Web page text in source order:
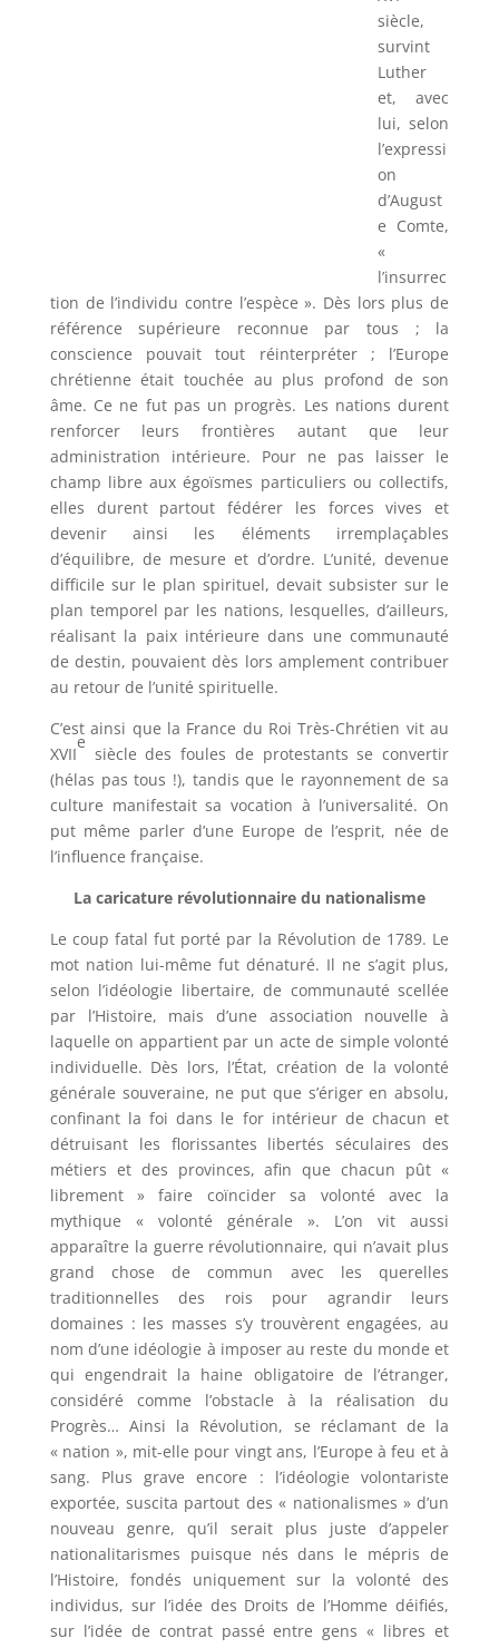
siècle,
survint
Luther
et, avec
lui, selon
l’expressi
on
d’August
e Comte,
«
l’insurrec
tion de l’individu contre l’espèce ». Dès lors plus de
référence supérieure reconnue par tous ; la
conscience pouvait tout réinterpréter ; l’Europe
chrétienne était touchée au plus profond de son
âme. Ce ne fut pas un progrès. Les nations durent
renforcer leurs frontières autant que leur
administration intérieure. Pour ne pas laisser le
champ libre aux égoïsmes particuliers ou collectifs,
elles durent partout fédérer les forces vives et
devenir ainsi les éléments irremplaçables
d’équilibre, de mesure et d’ordre. L’unité, devenue
difficile sur le plan spirituel, devait subsister sur le
plan temporel par les nations, lesquelles, d’ailleurs,
réalisant la paix intérieure dans une communauté
de destin, pouvaient dès lors amplement contribuer
au retour de l’unité spirituelle.
C’est ainsi que la France du Roi Très-Chrétien vit au
XVII
e
siècle des foules de protestants se convertir
(hélas pas tous !), tandis que le rayonnement de sa
culture manifestait sa vocation à l’universalité. On
put même parler d’une Europe de l’esprit, née de
l’influence française.
La caricature révolutionnaire du nationalisme
Le coup fatal fut porté par la Révolution de 1789. Le
mot nation lui-même fut dénaturé. Il ne s’agit plus,
selon l’idéologie libertaire, de communauté scellée
par l’Histoire, mais d’une association nouvelle à
laquelle on appartient par un acte de simple volonté
individuelle. Dès lors, l’État, création de la volonté
générale souveraine, ne put que s’ériger en absolu,
confinant la foi dans le for intérieur de chacun et
détruisant les florissantes libertés séculaires des
métiers et des provinces, afin que chacun pût «
librement » faire coïncider sa volonté avec la
mythique « volonté générale ». L’on vit aussi
apparaître la guerre révolutionnaire, qui n’avait plus
grand chose de commun avec les querelles
traditionnelles des rois pour agrandir leurs
domaines : les masses s’y trouvèrent engagées, au
nom d’une idéologie à imposer au reste du monde et
qui engendrait la haine obligatoire de l’étranger,
considéré comme l’obstacle à la réalisation du
Progrès… Ainsi la Révolution, se réclamant de la
« nation », mit-elle pour vingt ans, l’Europe à feu et à
sang. Plus grave encore : l’idéologie volontariste
exportée, suscita partout des « nationalismes » d’un
nouveau genre, qu’il serait plus juste d’appeler
nationalitarismes puisque nés dans le mépris de
l’Histoire, fondés uniquement sur la volonté des
individus, sur l’idée des Droits de l’Homme déifiés,
sur l’idée de contrat passé entre gens « libres et